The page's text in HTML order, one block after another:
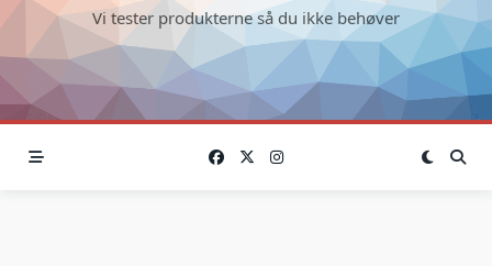
Vi tester produkterne så du ikke behøver